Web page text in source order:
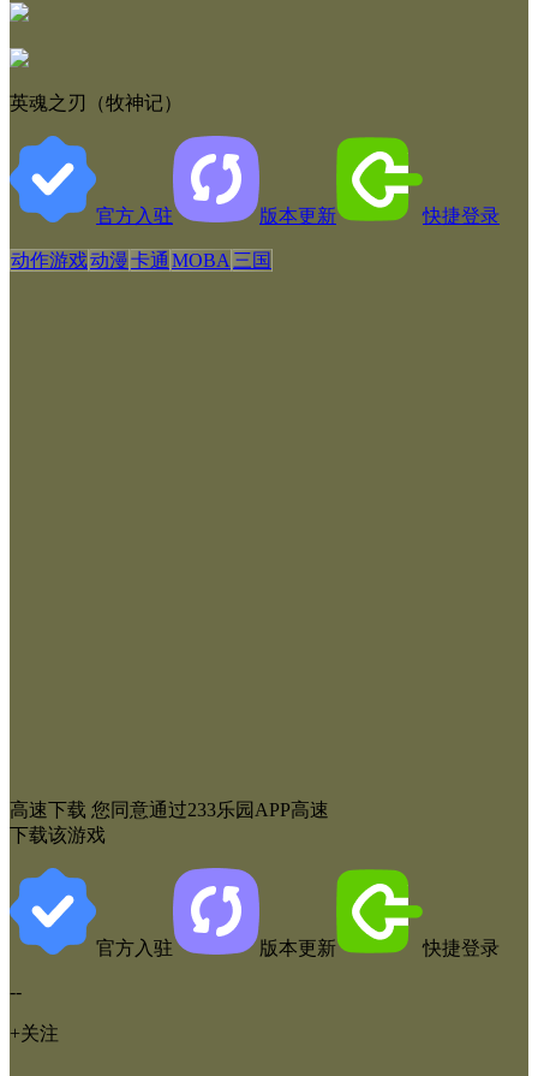
英魂之刃（牧神记）
官方入驻 版本更新 快捷登录
动作游戏动漫卡通 MOBA 三国
高速下载 您同意通过233乐园APP高速
下载该游戏
官方入驻 版本更新 快捷登录
--
+关注